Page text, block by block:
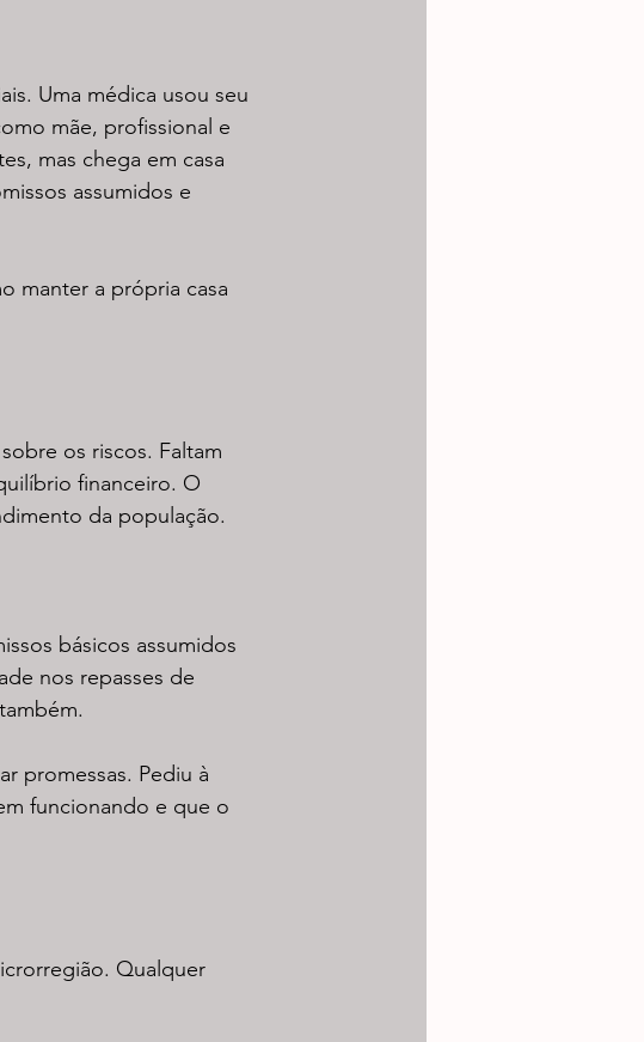
Uma médica usou seu
mãe, profissional e
mas chega em casa
assumidos e
manter a própria casa
os riscos. Faltam
financeiro. O
da população.
básicos assumidos
nos repasses de
promessas. Pediu à
funcionando e que o
Qualquer